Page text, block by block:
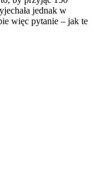
jednak w
więc pytanie – jak te